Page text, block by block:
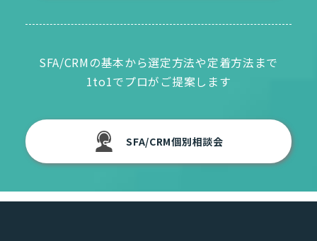
SFA/CRMの基本から選定方法や定着方法まで
1to1でプロがご提案します
SFA/CRM個別相談会